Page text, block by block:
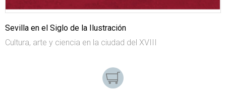
Sevilla en el Siglo de la Ilustración
Cultura, arte y ciencia en la ciudad del XVIII